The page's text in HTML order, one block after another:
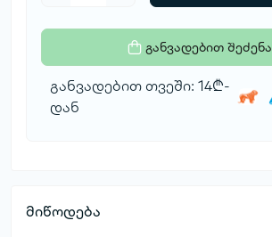
განვადებით შეძენა
განვადებით თვეში: 14₾-
დან
მიწოდება